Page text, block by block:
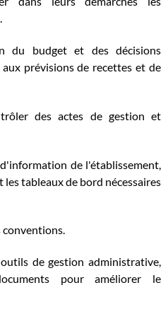
du budget et des décisions
prévisions de recettes et de
des actes de gestion et
de l'établissement,
tableaux de bord nécessaires
conventions.
de gestion administrative,
pour améliorer le